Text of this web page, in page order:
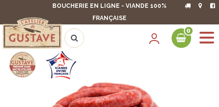
BOUCHERIE EN LIGNE - VIANDE 100%
FRANÇAISE
0